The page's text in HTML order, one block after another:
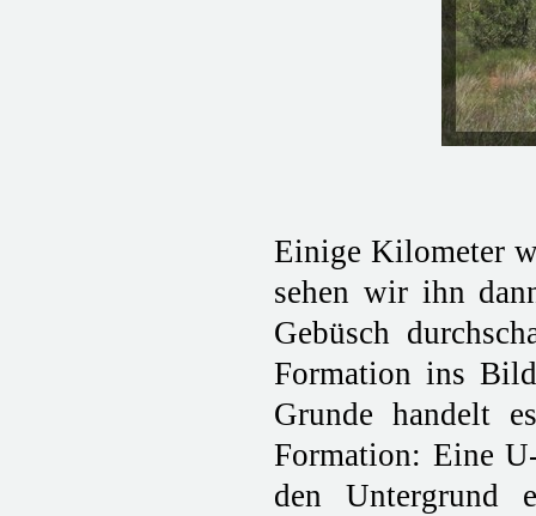
Einige Kilometer
sehen wir ihn
Gebüsch
Formation ins
Grunde handelt
Formation: Eine
den Untergrund